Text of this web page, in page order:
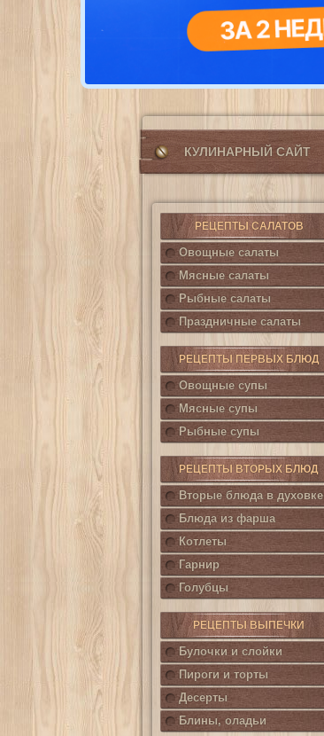
КУЛИНАРНЫЙ САЙТ
РЕЦЕПТЫ САЛАТОВ
Овощные салаты
Мясные салаты
Рыбные салаты
Праздничные салаты
РЕЦЕПТЫ ПЕРВЫХ БЛЮД
Овощные супы
Мясные супы
Рыбные супы
РЕЦЕПТЫ ВТОРЫХ БЛЮД
Вторые блюда в духовке
Блюда из фарша
Котлеты
Гарнир
Голубцы
РЕЦЕПТЫ ВЫПЕЧКИ
Булочки и слойки
Пироги и торты
Десерты
Блины, оладьи